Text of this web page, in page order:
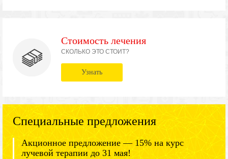
Стоимость лечения
СКОЛЬКО ЭТО СТОИТ?
Узнать
Специальные предложения
Акционное предложение — 15% на курс
лучевой терапии до 31 мая!